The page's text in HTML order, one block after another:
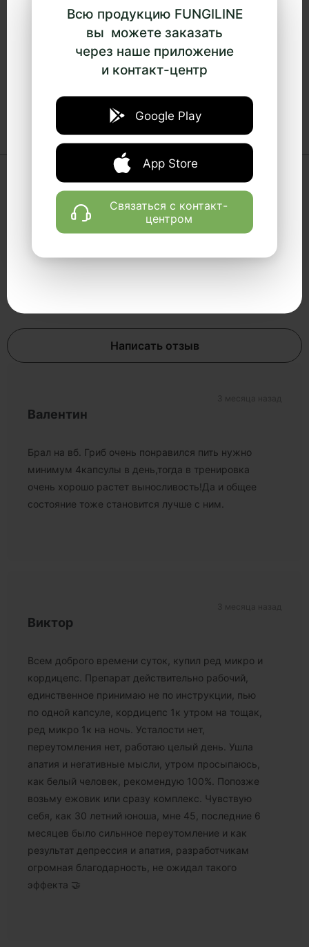
Всю продукцию FUNGILINE
вы можете заказать
через наше приложение
и контакт-центр
Google Play
App Store
Связаться с контакт-
центром
начинает проявляться примерно
через 2 недели.
Длительность курса составляет 1
4,7
5
Написать отзыв
Валентин
Брал на вб. Гриб очень понравился пить нужно
минимум 4капсулы в день,тогда в тренировка
очень хорошо растет выносливость!Да и общее
состояние тоже становится лучше с ним.
Виктор
Всем доброго времени суток, купил ред микро и
кордицепс. Препарат действительно рабочий,
единственное принимаю не по инструкции, пью
по одной капсуле, кордицепс 1к утром на тощак,
ред микро 1к на ночь. Усталости нет,
переутомления нет, работаю целый день. Ушла
апатия и негативные мысли, утром просыпаюсь,
как белый человек, рекомендую 100%. Попозже
возьму ежовик или сразу комплекс. Чувствую
себя, как 30 летний юноша, мне 45, последние 6
месяцев было сильнное переутомление и как
результат депрессия и апатия, разработчикам
огромная благодарность, не ожидал такого
эффекта 🤝